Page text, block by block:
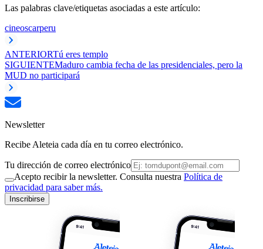
Las palabras clave/etiquetas asociadas a este artículo:
cineoscarperu
ANTERIORTú eres templo
SIGUIENTEMaduro cambia fecha de las presidenciales, pero la
MUD no participará
Newsletter
Recibe Aleteia cada día en tu correo electrónico.
Tu dirección de correo electrónico
Acepto recibir la newsletter. Consulta nuestra Política de
privacidad para saber más.
Inscribirse